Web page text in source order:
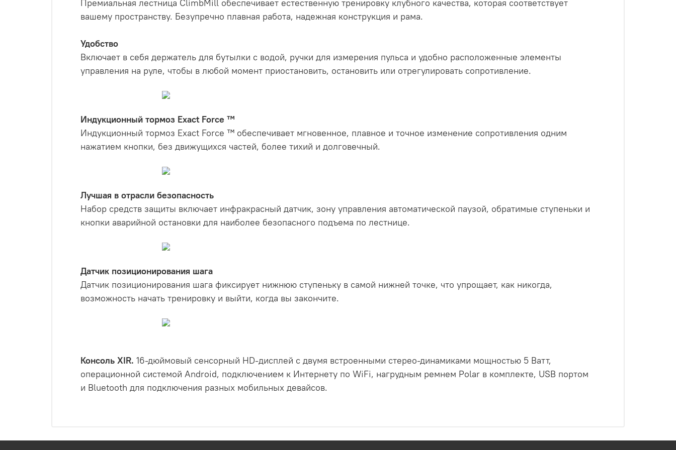
Премиальная лестница ClimbMill обеспечивает естественную тренировку клубного качества, которая соответствует
вашему пространству. Безупречно плавная работа, надежная конструкция и рама.
Удобство
Включает в себя держатель для бутылки с водой, ручки для измерения пульса и удобно расположенные элементы
управления на руле, чтобы в любой момент приостановить, остановить или отрегулировать сопротивление.
Индукционный тормоз Exact Force ™
Индукционный тормоз Exact Force ™ обеспечивает мгновенное, плавное и точное изменение сопротивления одним
нажатием кнопки, без движущихся частей, более тихий и долговечный.
Лучшая в отрасли безопасность
Набор средств защиты включает инфракрасный датчик, зону управления автоматической паузой, обратимые ступеньки и
кнопки аварийной остановки для наиболее безопасного подъема по лестнице.
Датчик позиционирования шага
Датчик позиционирования шага фиксирует нижнюю ступеньку в самой нижней точке, что упрощает, как никогда,
возможность начать тренировку и выйти, когда вы закончите.
Консоль XIR. 16-дюймовый сенсорный HD-дисплей с двумя встроенными стерео-динамиками мощностью 5 Ватт,
операционной системой Android, подключением к Интернету по WiFi, нагрудным ремнем Polar в комплекте, USB портом
и Bluetooth для подключения разных мобильных девайсов.